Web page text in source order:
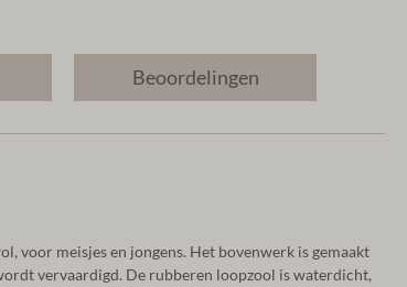
Beoordelingen
voor meisjes en jongens. Het bovenwerk is gemaakt
vervaardigd. De rubberen loopzool is waterdicht,